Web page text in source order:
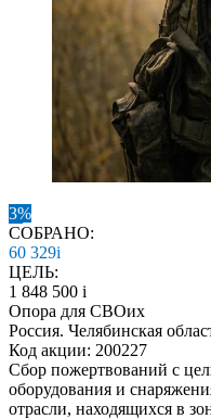
3%
СОБРАНО:
60 329i
ЦЕЛЬ:
1 848 500 i
Опора для СВОих
Россия. Челябинская
Код акции: 200227
Сбор пожертвований с
оборудования и
отрасли, находящихся в